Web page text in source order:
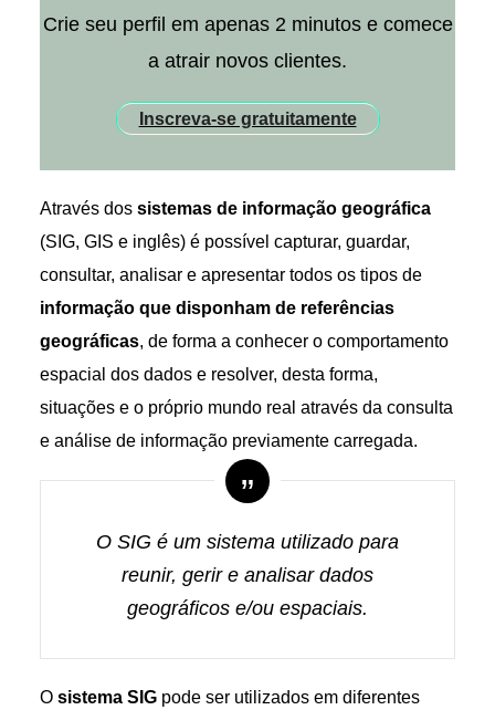
Crie seu perfil em apenas 2 minutos e comece
a atrair novos clientes.
Inscreva-se gratuitamente
Através dos sistemas de informação geográfica
(SIG, GIS e inglês) é possível capturar, guardar,
consultar, analisar e apresentar todos os tipos de
informação que disponham de referências
geográficas, de forma a conhecer o comportamento
espacial dos dados e resolver, desta forma,
situações e o próprio mundo real através da consulta
e análise de informação previamente carregada.
O SIG é um sistema utilizado para
reunir, gerir e analisar dados
geográficos e/ou espaciais.
O sistema SIGpode ser utilizados em diferentes